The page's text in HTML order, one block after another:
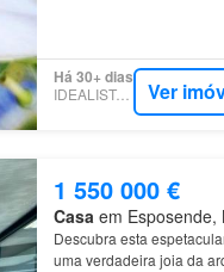
Há 30+ dias
IDEALISTA.PT Ver
1 550 000 €
Casaem Esposende,
Descubra esta
uma verdadeira joia da